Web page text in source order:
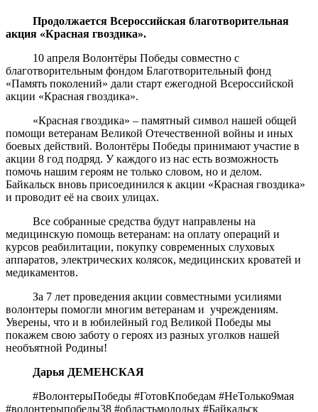
Продолжается Всероссийская благотворительная
акция «Красная гвоздика».
10 апреля Волонтёры Победы совместно с
благотворительным фондом Благотворительный фонд
«Память поколений» дали старт ежегодной Всероссийской
акции «Красная гвоздика».
«Красная гвоздика» – памятный символ нашей общей
помощи ветеранам Великой Отечественной войны и иных
боевых действий. Волонтёры Победы принимают участие в
акции 8 год подряд. У каждого из нас есть возможность
помочь нашим героям не только словом, но и делом.
Байкальск вновь присоединился к акции «Красная гвоздика»
и проводит её на своих улицах.
Все собранные средства будут направлены на
медицинскую помощь ветеранам: на оплату операций и
курсов реабилитации, покупку современных слуховых
аппаратов, электрических колясок, медицинских кроватей и
медикаментов.
За 7 лет проведения акции совместными усилиями
волонтеры помогли многим ветеранам и учреждениям.
Уверены, что и в юбилейный год Великой Победы мы
покажем свою заботу о героях из разных уголков нашей
необъятной Родины!
Дарья ДЕМЕНСКАЯ
#ВолонтерыПобеды #ГотовКпобедам #НеТолько9мая
#волонтерыпобеды38 #областьмолодых #Байкальск